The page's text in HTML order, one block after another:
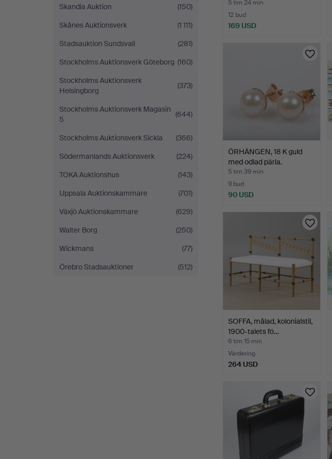
Skandia Auktion
(150)
Skånes Auktionsverk
(1 111)
Stadsauktion Sundsvall
(281)
Stockholms Auktionsverk Göteborg (160)
Stockholms Auktionsverk
Helsingborg
(373)
Stockholms Auktionsverk Magasin
5
(644)
Stockholms Auktionsverk Sickla
(366)
Södermanlands Auktionsverk
(224)
TOKA Auktionshus
(143)
Uppsala Auktionskammare
(701)
Växjö Auktionskammare
(629)
Walter Borg
(250)
Wickmans
(77)
Örebro Stadsauktioner
(512)
alum…
5 tim 24 min
12 bud
169 USD
ÖRHÄNGEN, 18 K guld
med odlad pärla.
5 tim 39 min
9 bud
90 USD
SOFFA, målad, kolonialstil,
1900-talets fö…
6 tim 15 min
Värdering
264 USD